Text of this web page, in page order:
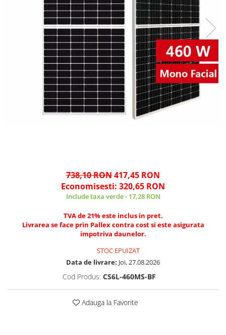
738,10 RON417,45 RON
Economisesti: 320,65 RON
Include taxa verde - 17,28 RON
TVA de 21% este inclus in pret.
Livrarea se face prin Pallex contra cost si este asigurata
impotriva daunelor.
STOC EPUIZAT
Data de livrare: Joi, 27.08.2026
Cod Produs: CS6L-460MS-BF
Adauga la Favorite